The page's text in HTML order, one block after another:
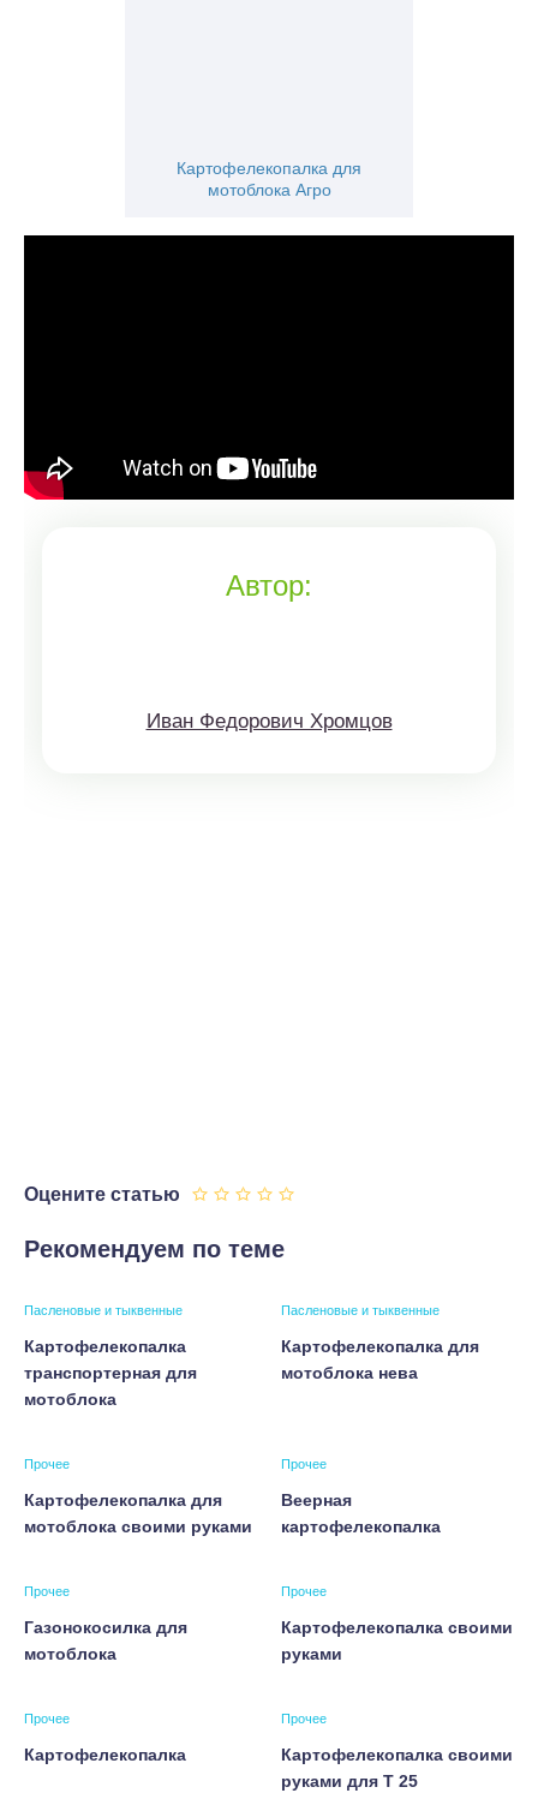
Картофелекопалка для
мотоблока Агро
Автор:
Иван Федорович Хромцов
Оцените статью
Рекомендуем по теме
Пасленовые и тыквенные
Картофелекопалка
транспортерная для
мотоблока
Пасленовые и тыквенные
Картофелекопалка для
мотоблока нева
Прочее
Картофелекопалка для
мотоблока своими руками
Прочее
Веерная
картофелекопалка
Прочее
Газонокосилка для
мотоблока
Прочее
Картофелекопалка своими
руками
Прочее
Картофелекопалка
Прочее
Картофелекопалка своими
руками для Т 25